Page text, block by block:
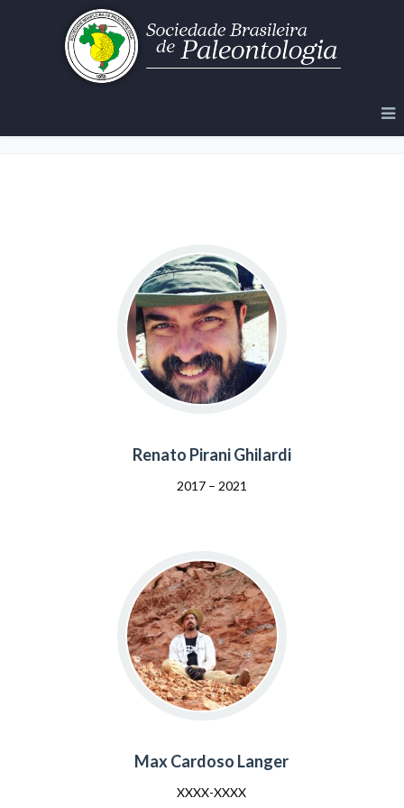
Renato Pirani Ghilardi
2017 – 2021
Max Cardoso Langer
XXXX-XXXX